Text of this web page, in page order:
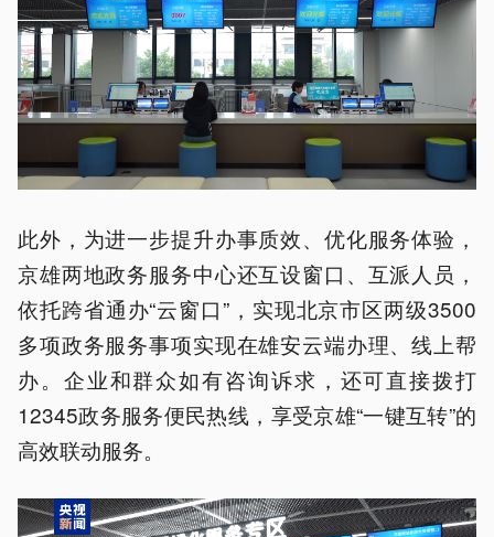
此外，为进一步提升办事质效、优化服务体验，
京雄两地政务服务中心还互设窗口、互派人员，
依托跨省通办“云窗口”，实现北京市区两级3500
多项政务服务事项实现在雄安云端办理、线上帮
办。企业和群众如有咨询诉求，还可直接拨打
12345政务服务便民热线，享受京雄“一键互转”的
高效联动服务。